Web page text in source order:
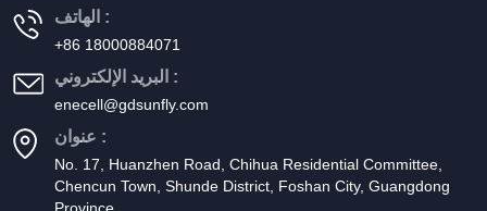
الهاتف :
+86 18000884071
البريد الإلكتروني :
enecell@gdsunfly.com
عنوان :
No. 17, Huanzhen Road, Chihua Residential Committee,
Chencun Town, Shunde District, Foshan City, Guangdong